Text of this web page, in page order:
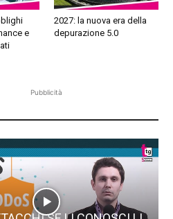
e
2027: la nuova era della
depurazione 5.0
Pubblicità